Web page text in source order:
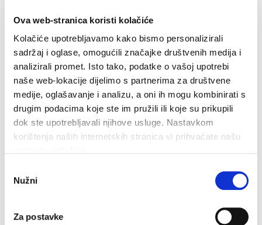
Ova web-stranica koristi kolačiće
Kolačiće upotrebljavamo kako bismo personalizirali
sadržaj i oglase, omogućili značajke društvenih medija i
analizirali promet. Isto tako, podatke o vašoj upotrebi
naše web-lokacije dijelimo s partnerima za društvene
medije, oglašavanje i analizu, a oni ih mogu kombinirati s
drugim podacima koje ste im pružili ili koje su prikupili
dok ste upotrebljavali njihove usluge. Nastavkom
korištenja naših internetskih stranica vi prihvaćate našu
pristanka
Nužni
Za postavke
25.6°C
Humidity:44 %
Pressure:
1,017 hPa
W 3.60 km/h
34°C